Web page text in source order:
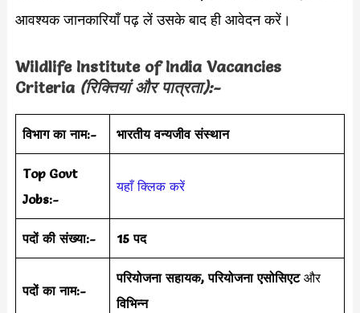
आवश्यक जानकारियाँ पढ़ लें उसके बाद ही आवेदन करें।
Wildlife Institute of India Vacancies
Criteria (रिक्तियां और पात्रता):-
विभाग का नाम:- भारतीय वन्यजीव संस्थान
Top Govt
Jobs:-
यहाँ क्लिक करें
पदों की संख्या:- 15 पद
पदों का नाम:-
परियोजना सहायक, परियोजना एसोसिएटऔर
विभिन्न